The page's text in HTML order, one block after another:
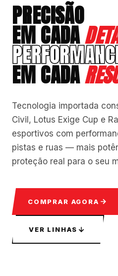
PRECISÃO
EM CADA
EM CADA
Tecnologia importada
Civil, Lotus Exige Cup e
esportivos com
pistas e ruas — mais
proteção real para o seu
COMPRAR AGORA
VER LINHAS